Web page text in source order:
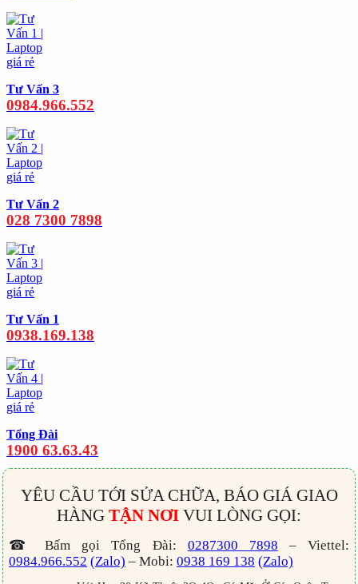
Tư Vấn 3
0984.966.552
Tư Vấn 2
028 7300 7898
Tư Vấn 1
0938.169.138
Tổng Đài
1900 63.63.43
YÊU CẦU TỚI SỬA CHỮA, BÁO GIÁ GIAO
HÀNG TẬN NƠI VUI LÒNG GỌI:
☎ Bấm gọi Tổng Đài: 0287300 7898 – Viettel:
0984.966.552 (Zalo) – Mobi: 0938 169 138 (Zalo)